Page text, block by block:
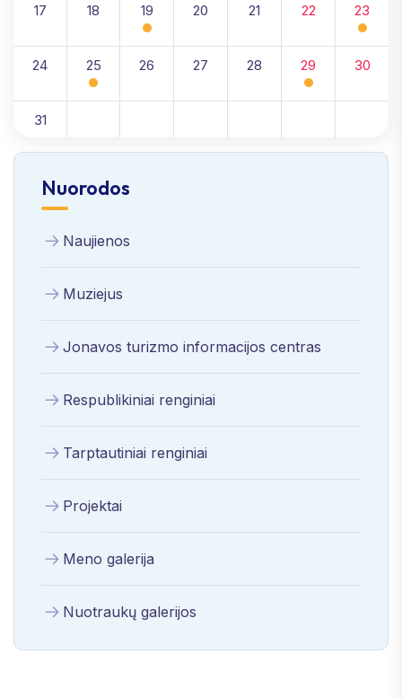
17 18 19 20 21 22 23
24 25 26 27 28 29 30
31
Nuorodos
Naujienos
Muziejus
Jonavos turizmo informacijos centras
Respublikiniai renginiai
Tarptautiniai renginiai
Projektai
Meno galerija
Nuotraukų galerijos